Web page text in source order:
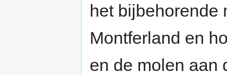
het bijbehorende
Montferland en
en de molen aan